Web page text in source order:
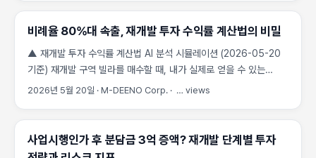
가지는 토지 면적)이 극히 작아 감정평가액이 낮게 나오는 경우가
많습니다. 이 경우 조합원 분양가와의 차액이 커져 감당하기 어려운
단계로 분담금 확정 시점) 계획 인가 전후의 매수 타이밍에 따라
취득세(주택을 취득할 때 내는 세금)율이 달라지므로 세무 리스크도
함께 고려해야 합니다. ...
초기 단계 투자는 동의율 확보 지연으로 사업 기간이 평균 5년 이상
늘어날 수 있어 금융 비용이 급증하는 반면, 중기 단계 투자는
예측 가능성이 높습니다. 재개발 초기 투자 vs 중기 투자 비교로 본
구역별 실질 수익률 차이 재개발 초기 구역은 중기 구역 대비 초기
투자금은 3억~5억 원가량 저렴하지만, 완공 시까지 발생하는
추가분담금(조합원 분양가에서 권리가액을 뺀 금액)의 불확실성으로
인해 최종 수익률이 오히려 낮아질 수 있습니다. 특히 조합설립인가
단계의 초기 구역은 시공사 선정 전이므로 향후 급등할 공사비를
매수자가 온전히 감당해야 하는 리스크가 존재합니다. 반면
비례율 80%대 속출, 재개발 투자 수익률 계산법의 비밀
▲ 재개발 투자 수익률 계산법 AI 분석 시뮬레이션 (2026-05-20
기준) 재개발 구역 빌라를 매수할 때, 내가 실제로 얻을 수 있는
순수익은 어떻게 계산해야 할까요? 성공적인 **재개발 투자 수익률
분담금 발생)이 10%포인트 하락할 때 권리가액(비례율을 적용한 내
실질 지분 가치)이 수천만 원 감소하여 추가분담금(조합원
분양가에서 권리가액을 뺀 금액)이 급증하는 리스크를 선제적으로
2026년 5월 20일 · M-DEENO Corp.· … views
사업시행인가 후 분담금 3억 증액? 재개발 단계별 투자